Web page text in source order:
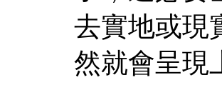
去實地或現
然就會呈現